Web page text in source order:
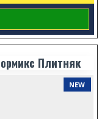
Плитняк
NEW